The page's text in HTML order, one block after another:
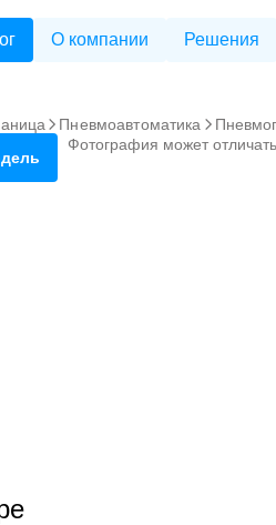
О компании Решения
Пневмоавтоматика
Фотография может